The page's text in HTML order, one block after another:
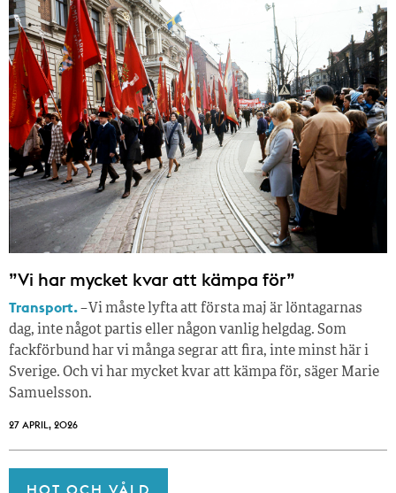
”Vi har mycket kvar att kämpa för”
Transport.– Vi måste lyfta att första maj är löntagarnas
dag, inte något partis eller någon vanlig helgdag. Som
fackförbund har vi många segrar att fira, inte minst här i
Sverige. Och vi har mycket kvar att kämpa för, säger Marie
Samuelsson.
27 APRIL, 2026
HOT OCH VÅLD